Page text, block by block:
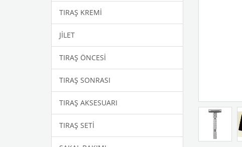
TIRAŞ KREMİ
JİLET
TIRAŞ ÖNCESİ
TIRAŞ SONRASI
TIRAŞ AKSESUARI
TIRAŞ SETİ